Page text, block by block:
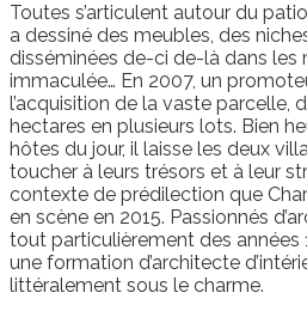
Toutes s’articulent autour du
a dessiné des meubles, des
disséminées de-ci de-là dans les
immaculée… En 2007, un
l’acquisition de la vaste parcelle,
hectares en plusieurs lots. Bien
hôtes du jour, il laisse les deux
toucher à leurs trésors et à leur
contexte de prédilection que
en scène en 2015. Passionnés
tout particulièrement des
une formation d’architecte
littéralement sous le charme.